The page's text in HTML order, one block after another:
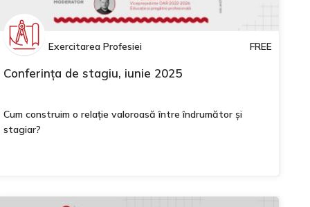
Exercitarea Profesiei FREE
Conferința de stagiu, iunie 2025
Cum construim o relație valoroasă între îndrumător și
stagiar?